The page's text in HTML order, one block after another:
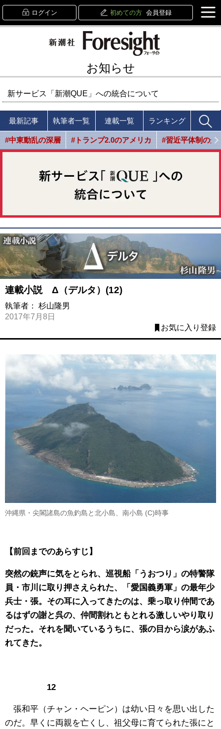
ログイン 初めての方 会員登録
お知らせ
新サービス「新潮QUE」への統合について
最新記事 執筆者一覧 連載一覧 ランキング
#中東動乱の深層 #トランプ2.0のアメリカ #習近平体制の光
連載小説 Δ（デルタ）(12)
執筆者： 杉山隆男
2017年7月8日
お気に入り登録
沖縄県・尖閣諸島の魚釣島と北小島、南小島 (C)時事
【前回までのあらすじ】
突然の銃声に気をとられ、巡視船「うおつり」の特警隊
員・市川に取り押さえられた、「愛国義勇軍」の最年少
兵士・張。その耳に入ってきたのは、乗っ取り仲間であ
るはずの謝と呉の、仲間割れともとれる激しいやり取り
だった。それを聞いているうちに、張の目から涙があふ
れてきた。
12
張和平（チャン・ヘーピン）は幼い日々を思い出した
のだ。早くに両親を亡くし、祖父母に育てられた張にと